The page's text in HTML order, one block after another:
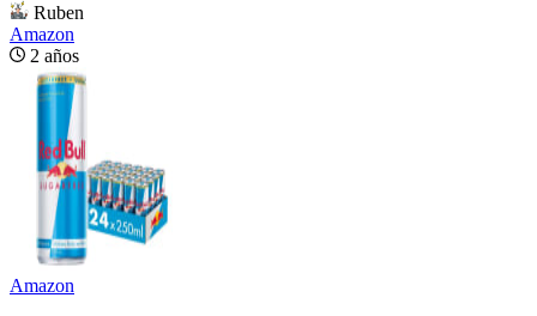
Ruben
Amazon
2 años
Amazon